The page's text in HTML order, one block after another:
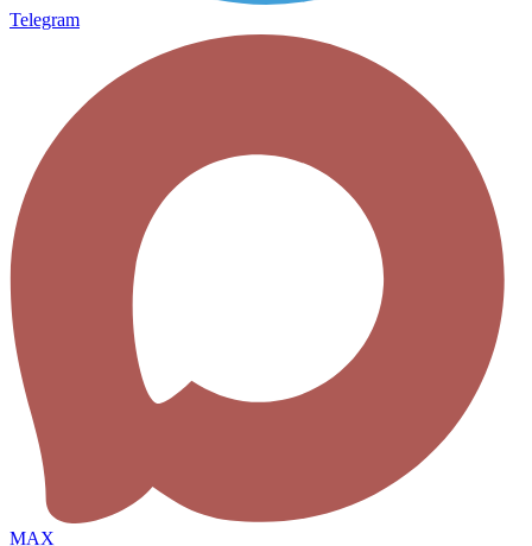
Telegram
MAX